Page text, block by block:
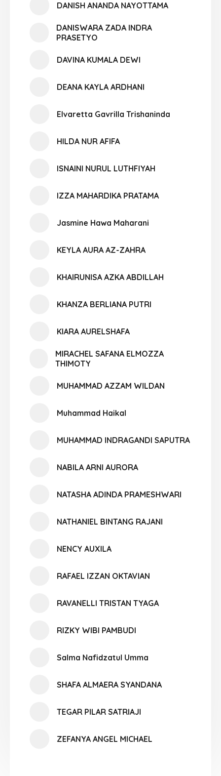
DANISH ANANDA NAYOTTAMA
DANISWARA ZADA INDRA
PRASETYO
DAVINA KUMALA DEWI
DEANA KAYLA ARDHANI
Elvaretta Gavrilla Trishaninda
HILDA NUR AFIFA
ISNAINI NURUL LUTHFIYAH
IZZA MAHARDIKA PRATAMA
Jasmine Hawa Maharani
KEYLA AURA AZ-ZAHRA
KHAIRUNISA AZKA ABDILLAH
KHANZA BERLIANA PUTRI
KIARA AURELSHAFA
MIRACHEL SAFANA ELMOZZA
THIMOTY
MUHAMMAD AZZAM WILDAN
Muhammad Haikal
MUHAMMAD INDRAGANDI SAPUTRA
NABILA ARNI AURORA
NATASHA ADINDA PRAMESHWARI
NATHANIEL BINTANG RAJANI
NENCY AUXILA
RAFAEL IZZAN OKTAVIAN
RAVANELLI TRISTAN TYAGA
RIZKY WIBI PAMBUDI
Salma Nafidzatul Umma
SHAFA ALMAERA SYANDANA
TEGAR PILAR SATRIAJI
ZEFANYA ANGEL MICHAEL